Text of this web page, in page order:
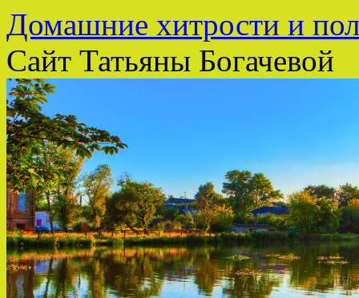
Домашние хитрости и
Сайт Татьяны Богачевой